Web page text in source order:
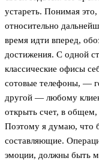
устареть. Понимая
относительно
время идти вперед,
достижения. С одной
классические офисы
сотовые телефоны, —
другой — любому
открыть счет, в общем,
Поэтому я думаю, что
составляющие.
эмоции, должны быть